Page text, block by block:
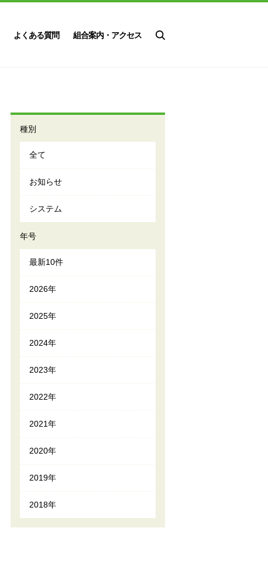
よくある質問 組合案内・アクセス
種別
全て
お知らせ
システム
年号
最新10件
2026年
2025年
2024年
2023年
2022年
2021年
2020年
2019年
2018年